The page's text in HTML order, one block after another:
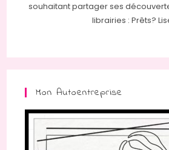
souhaitant partager ses
librairies : Prêts?
Mon Autoentreprise